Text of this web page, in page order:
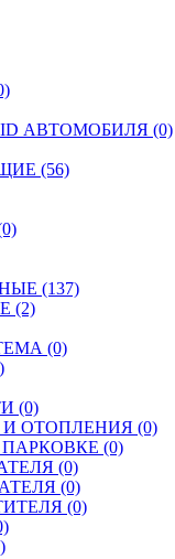
АВТОМОБИЛЯ (0)
(56)
(137)
(2)
(0)
(0)
ОТОПЛЕНИЯ (0)
(0)
(0)
(0)
(0)